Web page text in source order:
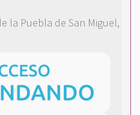
la Puebla de San Miguel,